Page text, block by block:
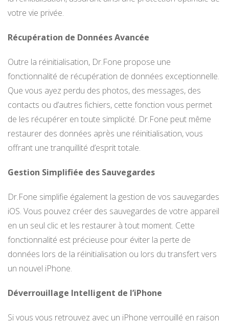
votre vie privée.
Récupération de Données Avancée
Outre la réinitialisation, Dr.Fone propose une
fonctionnalité de récupération de données exceptionnelle.
Que vous ayez perdu des photos, des messages, des
contacts ou d’autres fichiers, cette fonction vous permet
de les récupérer en toute simplicité. Dr.Fone peut même
restaurer des données après une réinitialisation, vous
offrant une tranquillité d’esprit totale.
Gestion Simplifiée des Sauvegardes
Dr.Fone simplifie également la gestion de vos sauvegardes
iOS. Vous pouvez créer des sauvegardes de votre appareil
en un seul clic et les restaurer à tout moment. Cette
fonctionnalité est précieuse pour éviter la perte de
données lors de la réinitialisation ou lors du transfert vers
un nouvel iPhone.
Déverrouillage Intelligent de l’iPhone
Si vous vous retrouvez avec un iPhone verrouillé en raison